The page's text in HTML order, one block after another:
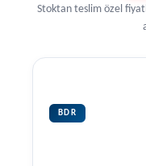
Stoktan teslim özel
BDR